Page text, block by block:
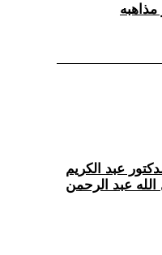
عبد الكريم
عبد الرحمن